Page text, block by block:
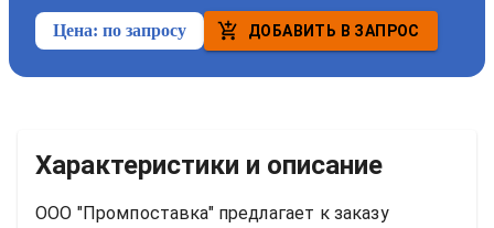
Цена: по запросу ДОБАВИТЬ В ЗАПРОС
Характеристики и описание
ООО "Промпоставка" предлагает к заказу